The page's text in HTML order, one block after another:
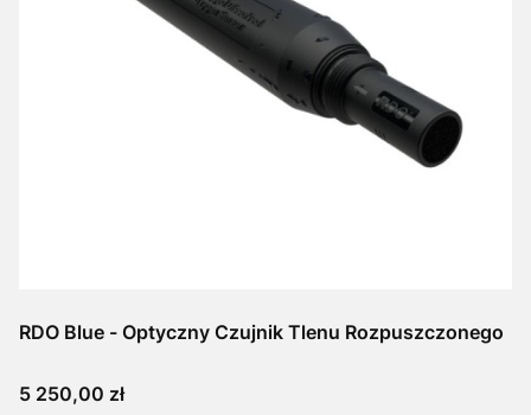
RDO Blue - Optyczny Czujnik Tlenu Rozpuszczonego
Cena
5 250,00 zł